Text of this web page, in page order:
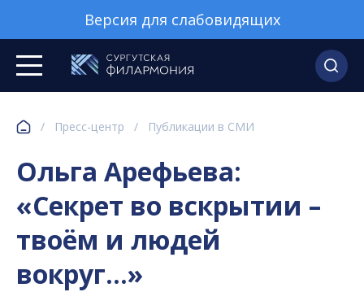
Версия для слабовидящих
/ Пресс-центр / Публикации в СМИ
Ольга Арефьева:
«Секрет во вскрытии –
твоём и людей
вокруг...»